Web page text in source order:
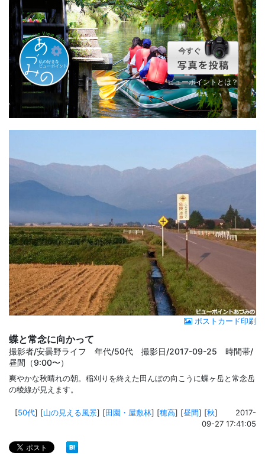
ビューポイントとは？
ポストカード印刷
蝶と常念に向かって
撮影者/安曇野ライフ 年代/50代 撮影日/2017-09-25 時間帯/
昼間（9:00〜）
爽やかな秋晴れの朝。稲刈りを終えた田んぼの向こうに蝶ヶ岳と常念岳
の稜線が見えます。
[50代] [山の見える風景] [田園・屋敷林] [穂高] [昼間] [秋]
2017-
09-27 17:41:05